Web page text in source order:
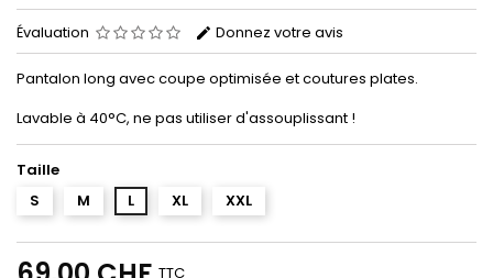
Évaluation Donnez votre avis
Pantalon long avec coupe optimisée et coutures plates.
Lavable à 40°C, ne pas utiliser d'assouplissant !
Taille
S
M L XL XXL
TTC